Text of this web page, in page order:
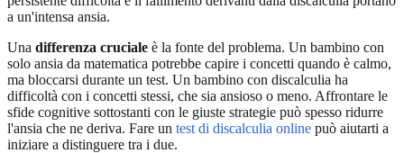
a un'intensa ansia.
Una differenza cruciale è la fonte del problema. Un bambino con
solo ansia da matematica potrebbe capire i concetti quando è calmo,
ma bloccarsi durante un test. Un bambino con discalculia ha
difficoltà con i concetti stessi, che sia ansioso o meno. Affrontare le
sfide cognitive sottostanti con le giuste strategie può spesso ridurre
l'ansia che ne deriva. Fare un test di discalculia online può aiutarti a
iniziare a distinguere tra i due.